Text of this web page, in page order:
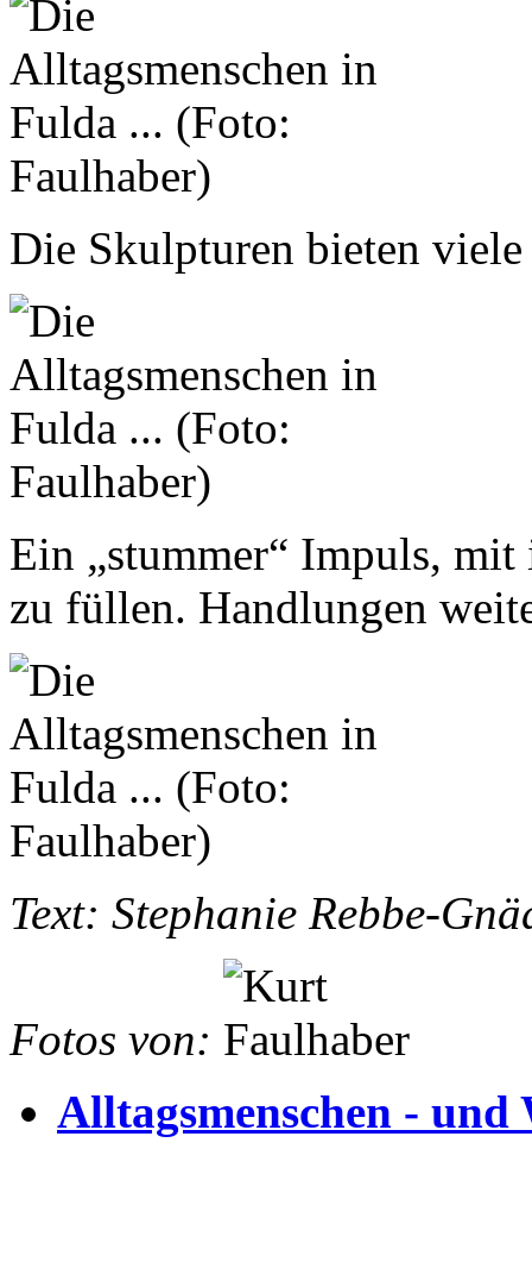
Die Skulpturen bieten
Ein „stummer“ Impuls,
zu füllen. Handlungen
Text: Stephanie Rebbe-
Fotos von:
Alltagsmenschen - und